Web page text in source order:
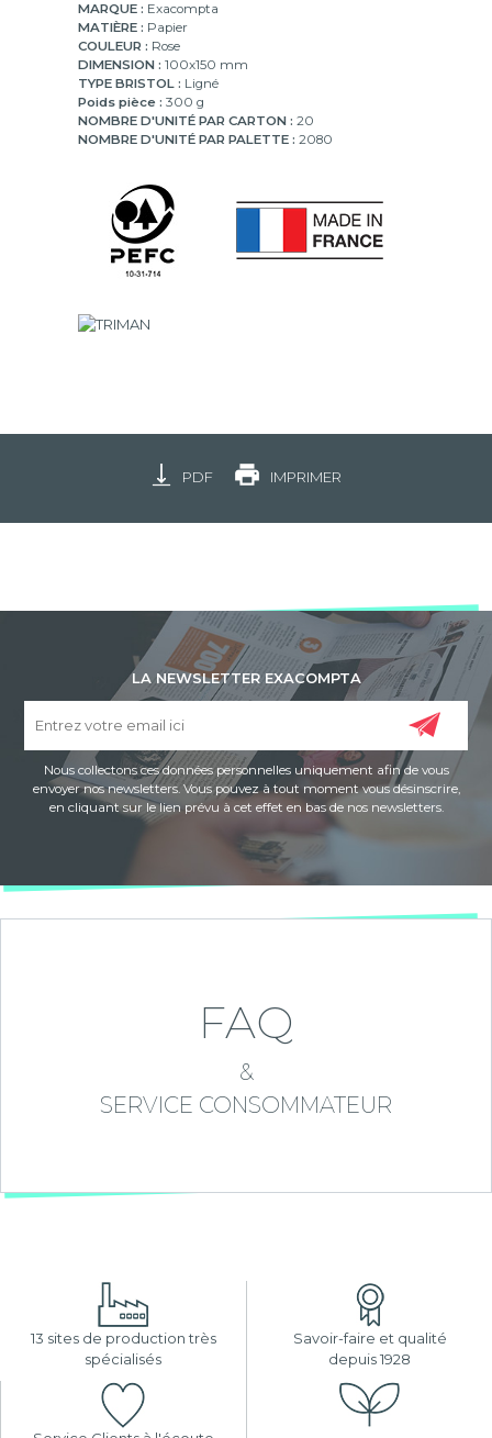
MARQUE : Exacompta
MATIÈRE : Papier
COULEUR : Rose
DIMENSION : 100x150 mm
TYPE BRISTOL : Ligné
Poids pièce : 300 g
NOMBRE D'UNITÉ PAR CARTON : 20
NOMBRE D'UNITÉ PAR PALETTE : 2080
PDF IMPRIMER
LA NEWSLETTER EXACOMPTA
Nous collectons ces données personnelles uniquement afin de vous
envoyer nos newsletters. Vous pouvez à tout moment vous désinscrire,
en cliquant sur le lien prévu à cet effet en bas de nos newsletters.
FAQ
&
SERVICE CONSOMMATEUR
13 sites de production très
spécialisés
Savoir-faire et qualité
depuis 1928